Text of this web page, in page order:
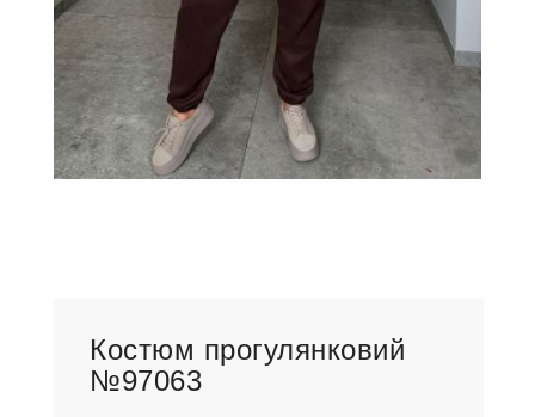
Костюм прогулянковий
№97063